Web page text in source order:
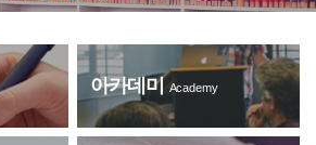
아카데미 Academy